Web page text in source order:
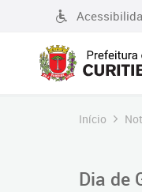
Início
Dia de